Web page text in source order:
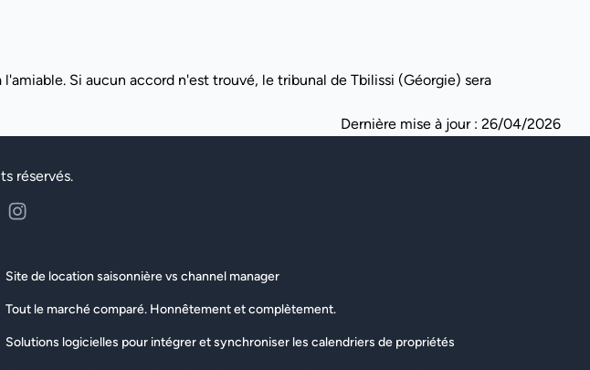
Si aucun accord n'est trouvé, le tribunal de Tbilissi (Géorgie) sera
Dernière mise à jour : 26/04/2026
réservés.
Site de location saisonnière vs channel manager
Tout le marché comparé. Honnêtement et complètement.
Solutions logicielles pour intégrer et synchroniser les calendriers de propriétés